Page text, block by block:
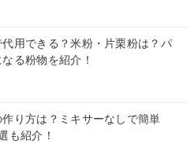
用できる？米粉・片栗粉は？パ
る粉物を紹介！
り方は？ミキサーなしで簡単
も紹介！